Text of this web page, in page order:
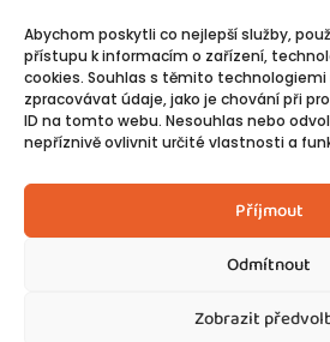
Abychom poskytli co nejlepší služby,
přístupu k informacím o zařízení,
cookies. Souhlas s těmito
zpracovávat údaje, jako je chování při
ID na tomto webu. Nesouhlas nebo
nepříznivě ovlivnit určité vlastnosti a
Příjmout
Odmítnout
Zobrazit
Povinné informace
GDPR
Cookies
Spojte se s